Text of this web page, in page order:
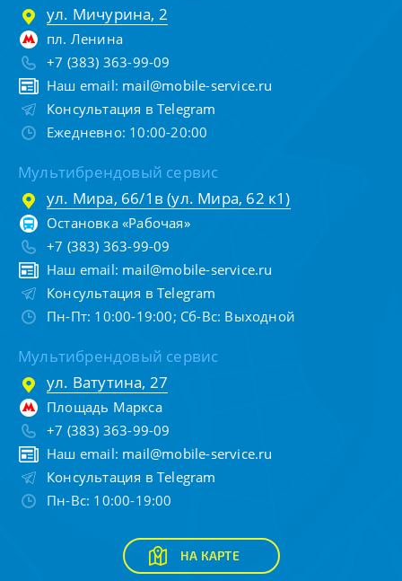
ул. Мичурина, 2
пл. Ленина
+7 (383) 363-99-09
Наш email: mail@mobile-service.ru
Консультация в Telegram
Ежедневно: 10:00-20:00
Мультибрендовый сервис
ул. Мира, 66/1в (ул. Мира, 62 к1)
Остановка «Рабочая»
+7 (383) 363-99-09
Наш email: mail@mobile-service.ru
Консультация в Telegram
Пн-Пт: 10:00-19:00; Сб-Вс: Выходной
Мультибрендовый сервис
ул. Ватутина, 27
Площадь Маркса
+7 (383) 363-99-09
Наш email: mail@mobile-service.ru
Консультация в Telegram
Пн-Вс: 10:00-19:00
НА КАРТЕ